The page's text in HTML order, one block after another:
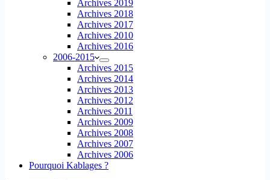
Archives 2019
Archives 2018
Archives 2017
Archives 2010
Archives 2016
2006-2015
Archives 2015
Archives 2014
Archives 2013
Archives 2012
Archives 2011
Archives 2009
Archives 2008
Archives 2007
Archives 2006
Pourquoi Kablages ?